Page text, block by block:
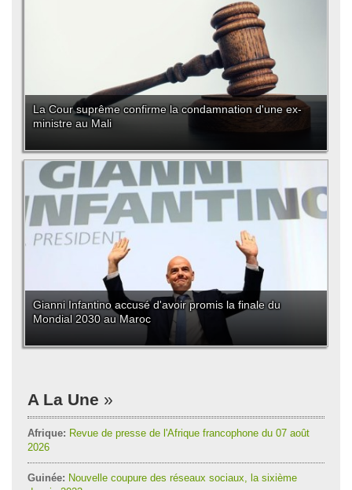
La Cour suprême confirme la condamnation d'une ex-
ministre au Mali
Gianni Infantino accusé d'avoir promis la finale du
Mondial 2030 au Maroc
A La Une
Afrique: Revue de presse de l'Afrique francophone du 07 août
2026
Guinée: Nouvelle coupure des réseaux sociaux, la sixième